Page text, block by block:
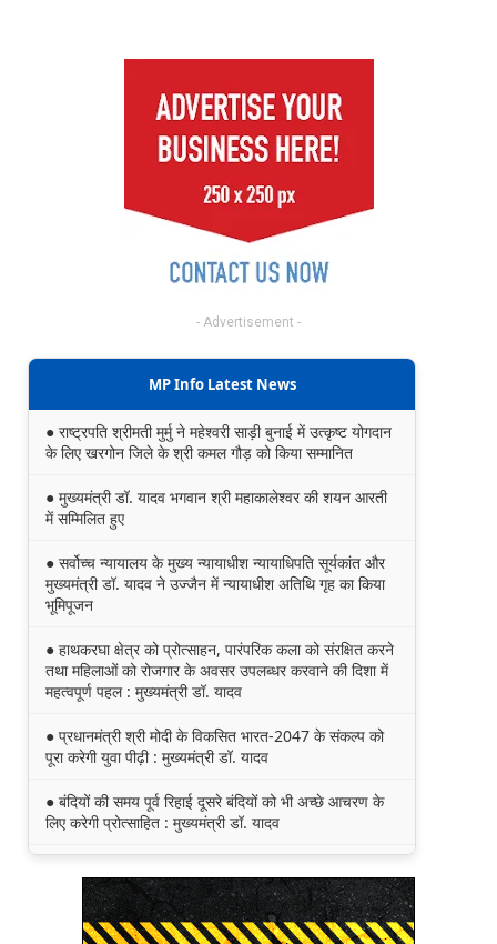
- Advertisement -
MP Info Latest News
● राष्ट्रपति श्रीमती मुर्मु ने महेश्वरी साड़ी बुनाई में उत्कृष्ट योगदान
के लिए खरगोन जिले के श्री कमल गौड़ को किया सम्मानित
● मुख्यमंत्री डॉ. यादव भगवान श्री महाकालेश्‍वर की शयन आरती
में सम्मिलित हुए
● सर्वोच्च न्यायालय के मुख्‍य न्‍यायाधीश न्यायाधिपति सूर्यकांत और
मुख्यमंत्री डॉ. यादव ने उज्जैन में न्यायाधीश अतिथि गृह का किया
भूमिपूजन
● हाथकरघा क्षेत्र को प्रोत्साहन, पारंपरिक कला को संरक्षित करने
तथा महिलाओं को रोजगार के अवसर उपलब्धर करवाने की दिशा में
महत्वपूर्ण पहल : मुख्यमंत्री डॉ. यादव
● प्रधानमंत्री श्री मोदी के विकसित भारत-2047 के संकल्प को
पूरा करेगी युवा पीढ़ी : मुख्यमंत्री डॉ. यादव
● बंदियों की समय पूर्व रिहाई दूसरे बंदियों को भी अच्छे आचरण के
लिए करेगी प्रोत्साहित : मुख्यमंत्री डॉ. यादव
● छिंदवाड़ा को औद्योगिक हब बनाने की दिशा में तेज होंगे प्रयास :
मुख्यमंत्री डॉ. यादव